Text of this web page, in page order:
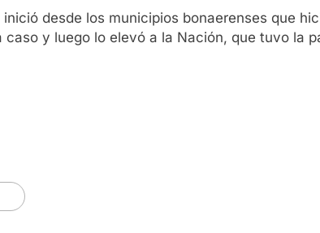
desde los municipios bonaerenses que
y luego lo elevó a la Nación, que tuvo la